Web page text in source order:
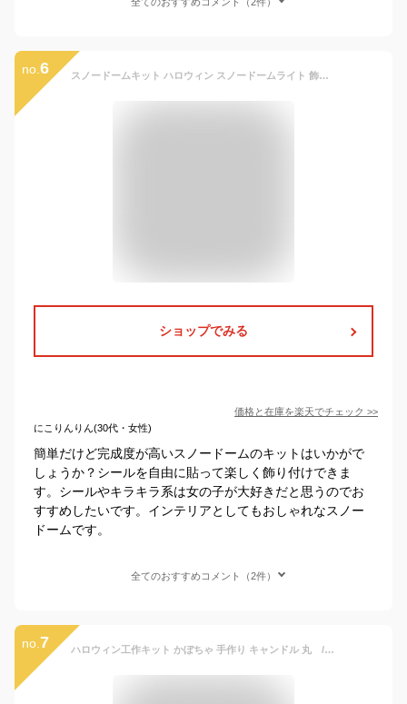
no. 6 スノードームキット ハロウィン スノードームライト 飾り 玄関 工作 手作り ランタン 子供会 景品
ショップでみる
価格と在庫を楽天でチェック >>
にこりんりん(30代・女性)
簡単だけど完成度が高いスノードームのキットはいかがで
しょうか？シールを自由に貼って楽しく飾り付けできま
す。シールやキラキラ系は女の子が大好きだと思うのでお
すすめしたいです。インテリアとしてもおしゃれなスノー
ドームです。
全てのおすすめコメント（2件）
no. 7 ハロウィン工作キット かぼちゃ 手作り キャンドル 丸 / 小学生 低学年 高学年 幼稚園 子供会 イベント